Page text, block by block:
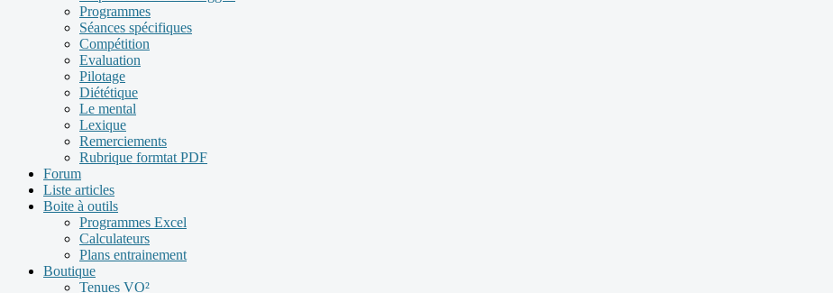
Programmes
Séances spécifiques
Compétition
Evaluation
Pilotage
Diététique
Le mental
Lexique
Remerciements
Rubrique formtat PDF
Forum
Liste articles
Boite à outils
Programmes Excel
Calculateurs
Plans entrainement
Boutique
Tenues VO²